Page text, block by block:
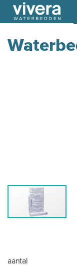
aantal